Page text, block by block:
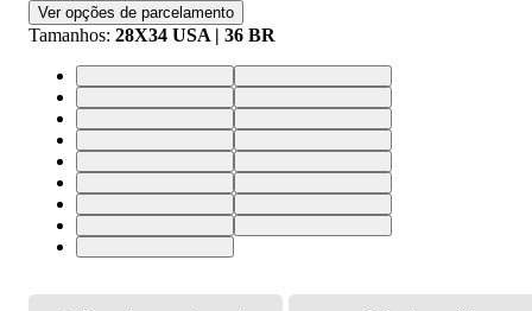
Ver opções de parcelamento
Tamanhos: 28X34 USA | 36 BR
28X34 USA | 36 BR30X34 USA | 38 BR
32X34 USA | 40 BR33X34 USA | 42 BR
34X34 USA | 44 BR36X34 USA | 46 BR
28X32 USA | 36 BR29X32 USA | 37 BR
30X32 USA | 38 BR31X32 USA | 39 BR
32X32 USA | 40 BR33X32 USA | 42 BR
34X32 USA | 44 BR32X30 USA | 40 BR
34X30 USA | 44 BR30X30 USA | 38 BR
33X30 USA | 42 BR